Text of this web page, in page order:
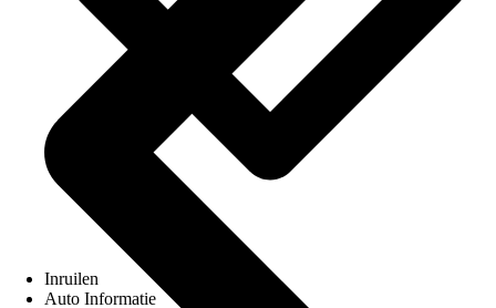
Inruilen
Auto Informatie